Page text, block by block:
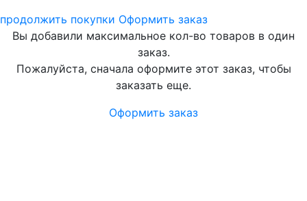
продолжить покупки Оформить заказ
Вы добавили максимальное кол-во товаров в один
заказ.
Пожалуйста, сначала оформите этот заказ, чтобы
заказать еще.
Оформить заказ